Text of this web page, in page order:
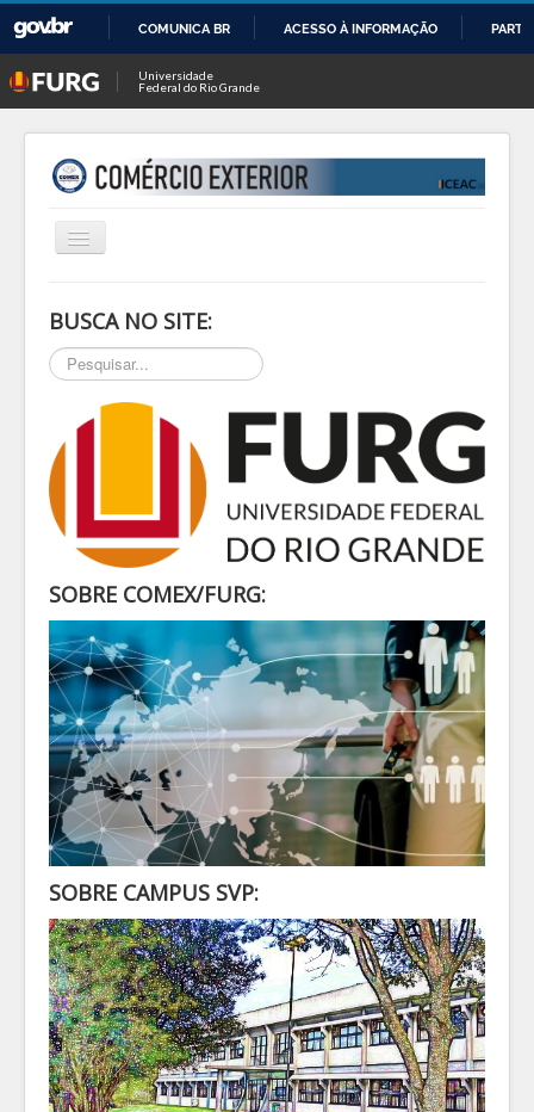
O
CONTEÚDO
COMUNICA BR ACESSO À INFORMAÇÃO
Universidade
Federal do Rio Grande
Alternar
Navegação
SOBRE
NOTÍCIAS
PESQ & EXTEN
SECRETARIA
CONTATO
LOGIN
BUSCA NO SITE:
Pesquisar...
SOBRE COMEX/FURG:
SOBRE CAMPUS SVP: